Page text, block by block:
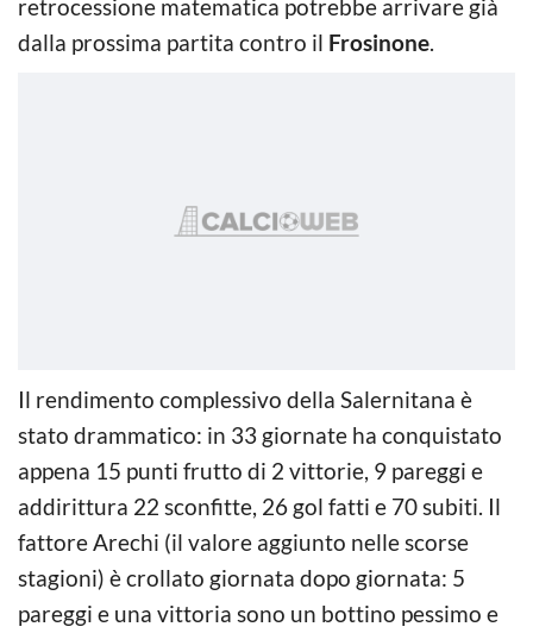
retrocessione matematica potrebbe arrivare già
dalla prossima partita contro il Frosinone.
Il rendimento complessivo della Salernitana è
stato drammatico: in 33 giornate ha conquistato
appena 15 punti frutto di 2 vittorie, 9 pareggi e
addirittura 22 sconfitte, 26 gol fatti e 70 subiti. Il
fattore Arechi (il valore aggiunto nelle scorse
stagioni) è crollato giornata dopo giornata: 5
pareggi e una vittoria sono un bottino pessimo e